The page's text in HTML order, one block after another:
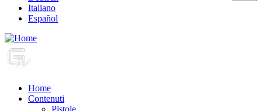
Italiano
Español
Home
Contenuti